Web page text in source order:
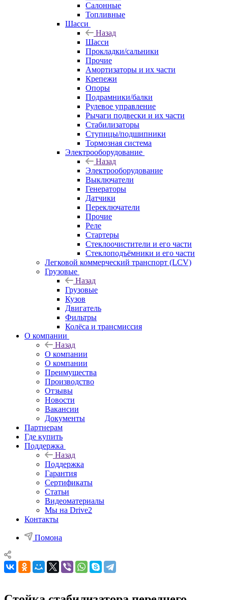
Салонные
Топливные
Шасси
Назад
Шасси
Прокладки/сальники
Прочие
Амортизаторы и их части
Крепежи
Опоры
Подрамники/балки
Рулевое управление
Рычаги подвески и их части
Стабилизаторы
Ступицы/подшипники
Тормозная система
Электрооборудование
Назад
Электрооборудование
Выключатели
Генераторы
Датчики
Переключатели
Прочие
Реле
Стартеры
Стеклоочистители и его части
Стеклоподъёмники и его части
Легковой коммерческий транспорт (LCV)
Грузовые
Назад
Грузовые
Кузов
Двигатель
Фильтры
Колёса и трансмиссия
О компании
Назад
О компании
О компании
Преимущества
Производство
Отзывы
Новости
Вакансии
Документы
Партнерам
Где купить
Поддержка
Назад
Поддержка
Гарантия
Сертификаты
Статьи
Видеоматериалы
Мы на Drive2
Контакты
Помона